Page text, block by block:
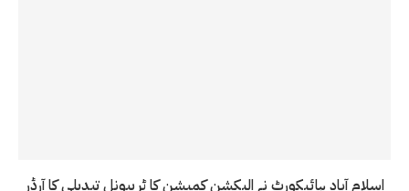
اسلام آباد ہائیکورٹ نے الیکشن کمیشن کا ٹریبونل تبدیلی کا آرڈر